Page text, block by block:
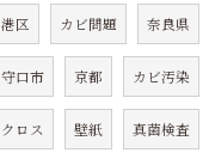
港区 カビ問題 奈良県
守口市 京都 カビ汚染
クロス 壁紙 真菌検査